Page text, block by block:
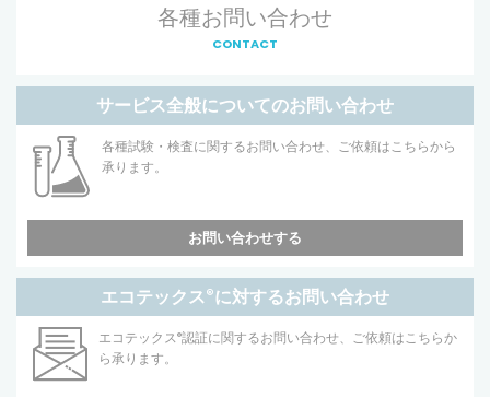
各種お問い合わせ
CONTACT
サービス全般についてのお問い合わせ
各種試験・検査に関するお問い合わせ、ご依頼はこちらから
承ります。
お問い合わせする
エコテックス®に対するお問い合わせ
エコテックス®認証に関するお問い合わせ、ご依頼はこちらか
ら承ります。